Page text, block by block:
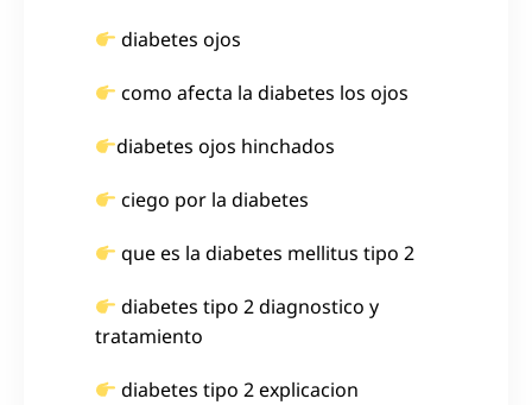
diabetes ojos
como afecta la diabetes los ojos
diabetes ojos hinchados
ciego por la diabetes
que es la diabetes mellitus tipo 2
diabetes tipo 2 diagnostico y
tratamiento
diabetes tipo 2 explicacion